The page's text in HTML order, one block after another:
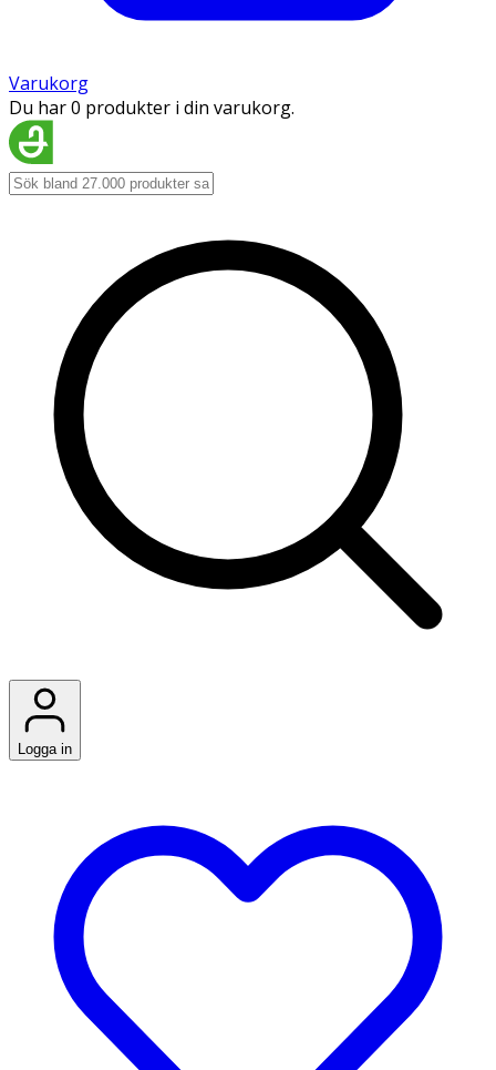
Varukorg
Du har 0 produkter i din varukorg.
Logga in